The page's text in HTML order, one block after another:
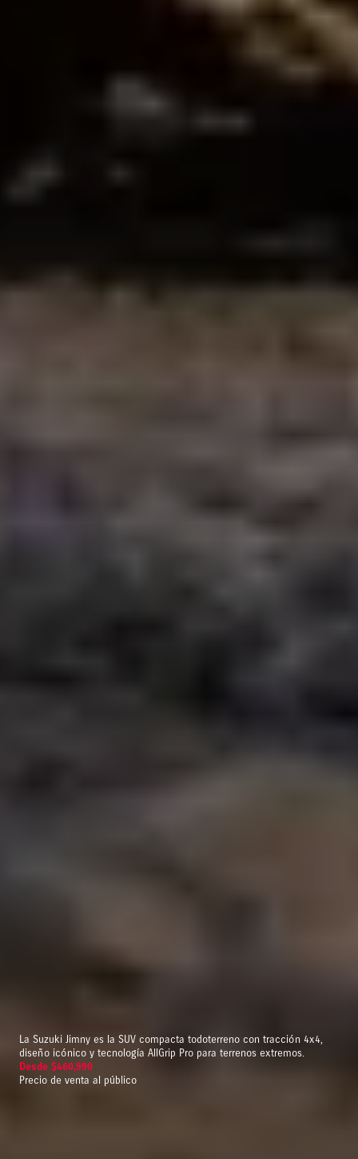
La Suzuki Jimny es la SUV compacta todoterreno con tracción 4x4,
diseño icónico y tecnología AllGrip Pro para terrenos extremos.
Desde $460,990
Precio de venta al público